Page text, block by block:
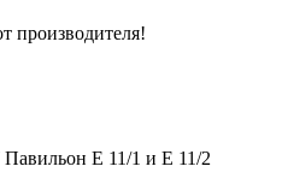
производителя!
Е 11/1 и Е 11/2